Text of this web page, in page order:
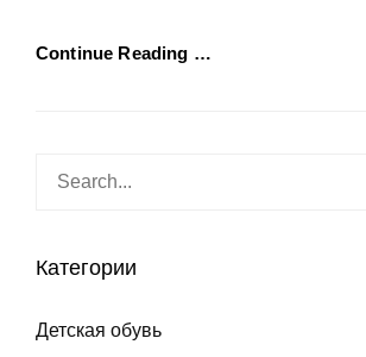
Continue Reading …
Категории
Детская обувь